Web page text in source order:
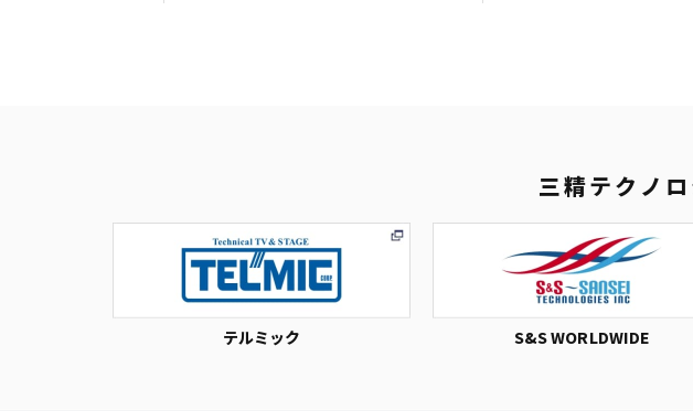
三精テクノ
テルミック S&S WORLDWIDE